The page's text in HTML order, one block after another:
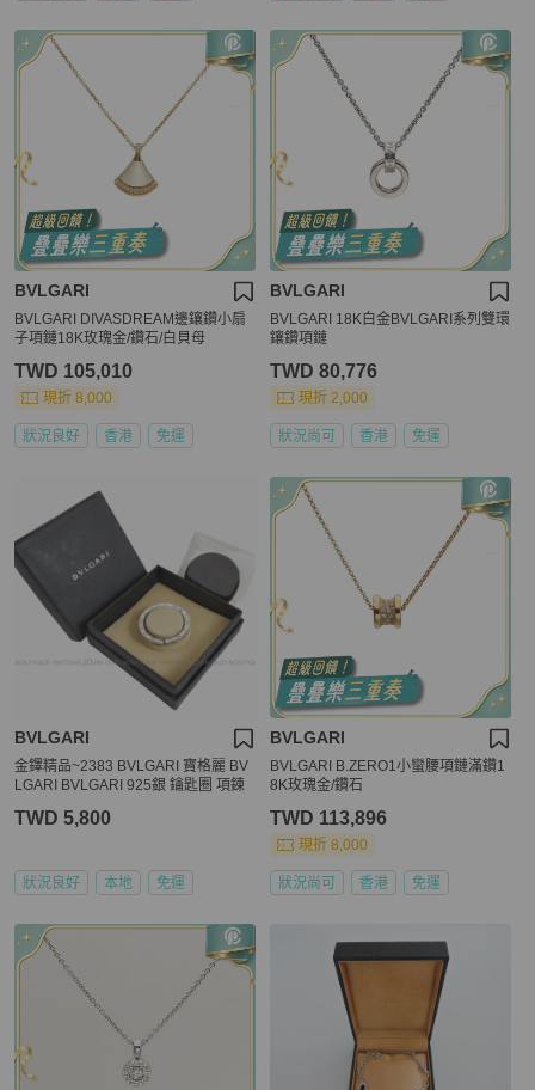
BVLGARI
BVLGARI DIVASDREAM邊鑲鑽小扇
子項鏈18K玫瑰金/鑽石/白貝母
TWD 105,010
現折 8,000
狀況良好 香港 免運
BVLGARI
BVLGARI 18K白金BVLGARI系列雙環
鑲鑽項鏈
TWD 80,776
現折 2,000
狀況尚可 香港 免運
BVLGARI
金鐸精品~2383 BVLGARI 寶格麗 BV
LGARI BVLGARI 925銀 鑰匙圈 項鍊
TWD 5,800
狀況良好 本地 免運
BVLGARI
BVLGARI B.ZERO1小蠻腰項鏈滿鑽1
8K玫瑰金/鑽石
TWD 113,896
現折 8,000
狀況尚可 香港 免運